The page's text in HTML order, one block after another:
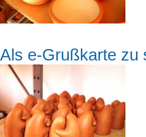
Als e-Grußkarte zu